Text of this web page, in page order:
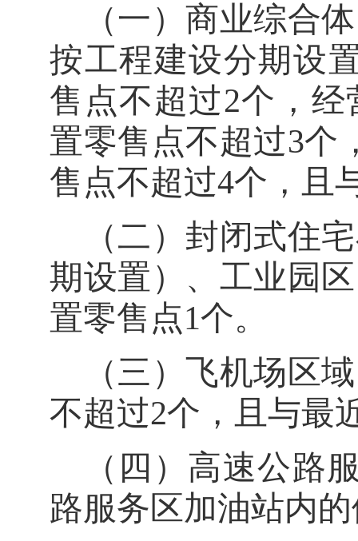
（一）商业综合
按工程建设分期设
售点不超过2个，经
置零售点不超过3个
售点不超过4个，且
（二）封闭式住
期设置）、 工业园
置零售点1个。
（三）飞机场区
不超过2个，且与最
（四）高速公路
路服务区加油站内